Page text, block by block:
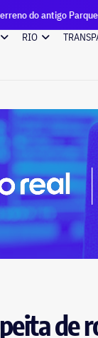
Terra Encantada
RIO
de